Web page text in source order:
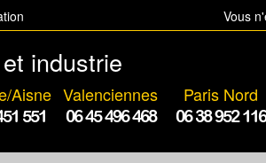
Vous
industrie
Aisne
551
Valenciennes
06 45 496 468
Paris Nord
06 38 952 116